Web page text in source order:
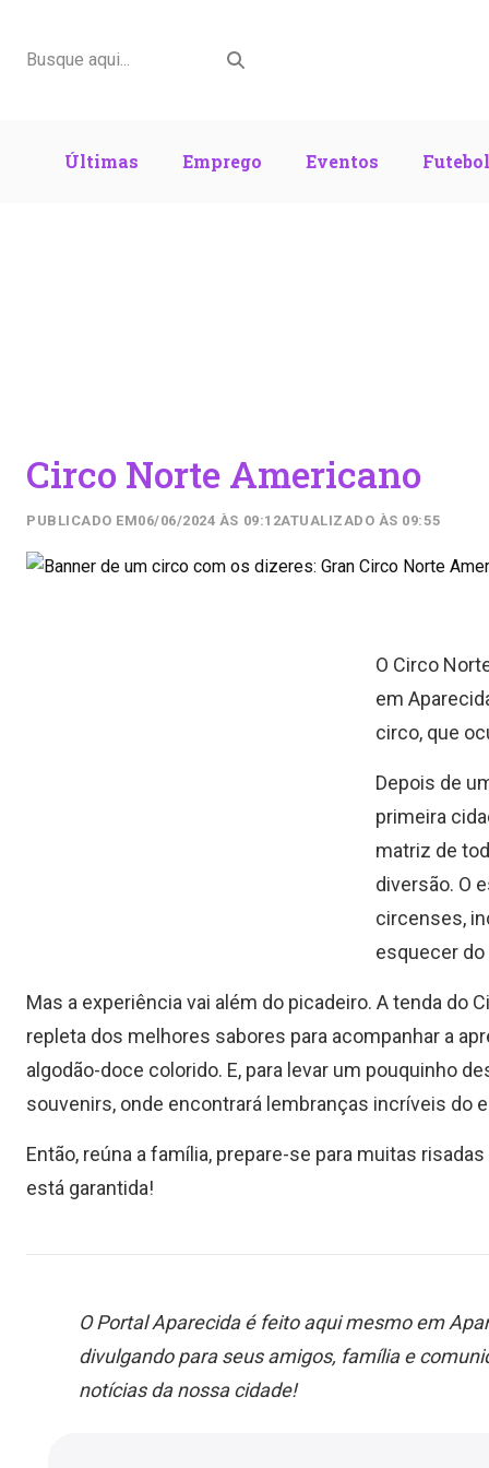
Últimas Emprego Eventos Futebol
Circo Norte Americano
PUBLICADO EM06/06/2024 ÀS 09:12ATUALIZADO ÀS 09:55
O Circo
em
circo, que
Depois de
primeira
matriz de
diversão. O
circenses,
esquecer
Mas a experiência vai além do picadeiro. A tenda do
repleta dos melhores sabores para acompanhar a
algodão-doce colorido. E, para levar um pouquinho
souvenirs, onde encontrará lembranças incríveis do
Então, reúna a família, prepare-se para muitas
está garantida!
O Portal Aparecida é feito aqui mesmo em
divulgando para seus amigos, família e
notícias da nossa cidade!